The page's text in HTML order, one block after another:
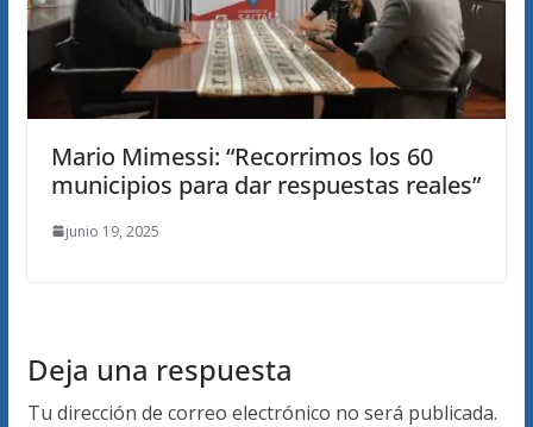
Mario Mimessi: “Recorrimos los 60
municipios para dar respuestas reales”
junio 19, 2025
Deja una respuesta
Tu dirección de correo electrónico no será publicada.